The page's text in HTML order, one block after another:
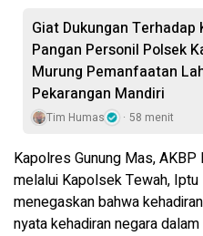
Giat Dukungan Terhadap
Pangan Personil Polsek
Murung Pemanfaatan
Pekarangan Mandiri
Tim Humas 58 menit
Kapolres Gunung Mas, AKBP
melalui Kapolsek Tewah, Iptu
menegaskan bahwa
nyata kehadiran negara